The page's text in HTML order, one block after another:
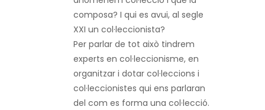
composa? I qui es avui, al segle
XXI un col·leccionista?
Per parlar de tot això tindrem
experts en col·leccionisme, en
organitzar i dotar col·leccions i
col·leccionistes qui ens parlaran
del com es forma una col·lecció.